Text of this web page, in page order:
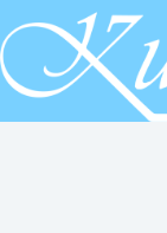
al
contenido